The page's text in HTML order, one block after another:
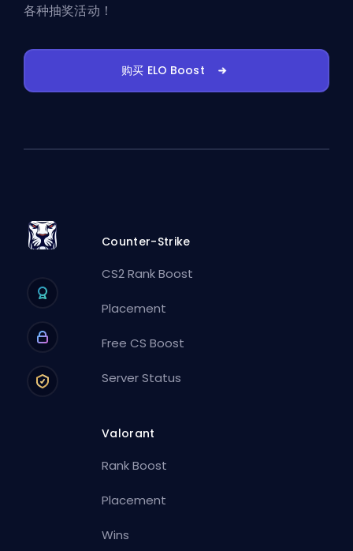
各种抽奖活动！
购买 ELO Boost
Counter-Strike
CS2 Rank Boost
Placement
Free CS Boost
Server Status
Valorant
Rank Boost
Placement
Wins